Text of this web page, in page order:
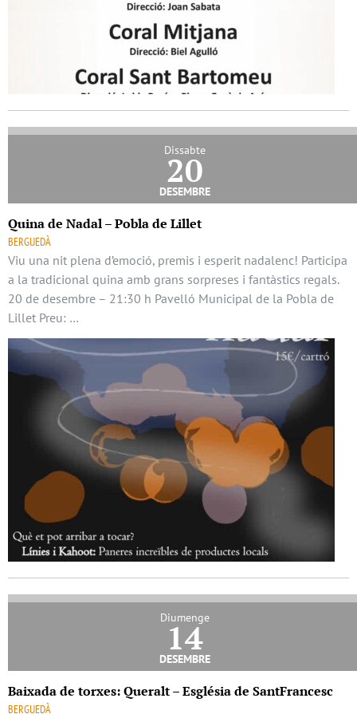
Dissabte
20
desembre
Quina de Nadal – Pobla de Lillet
BERGUEDÀ
Viu una nit plena d’emoció, premis i esperit nadalenc! Participa
a la tradicional quina amb grans sorpreses i fantàstics regals.
20 de desembre – 21:30 h Pavelló Municipal de la Pobla de
Lillet Preu: …
Diumenge
14
desembre
Baixada de torxes: Queralt – Església de SantFrancesc
BERGUEDÀ